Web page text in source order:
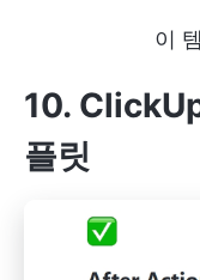
이
10.
플릿